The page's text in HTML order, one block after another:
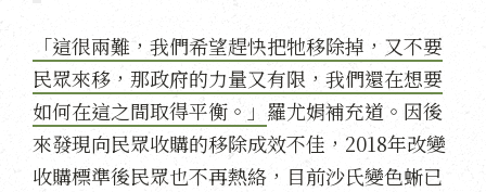
「這很兩難，我們希望趕快把牠移除掉，又不要
民眾來移，那政府的力量又有限，我們還在想要
如何在這之間取得平衡。」 羅尤娟補充道。因後
來發現向民眾收購的移除成效不佳，2018年改變
收購標準後民眾也不再熱絡，目前沙氏變色蜥已